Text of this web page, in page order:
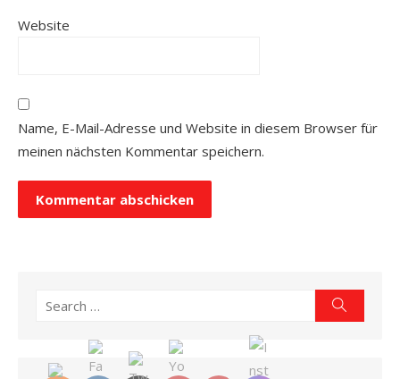
Website
Name, E-Mail-Adresse und Website in diesem Browser für
meinen nächsten Kommentar speichern.
Search